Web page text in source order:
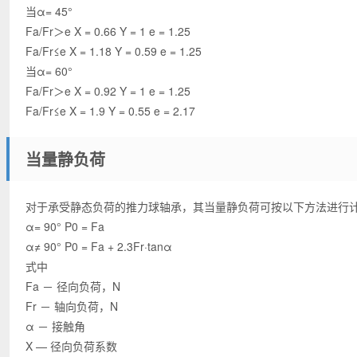
当α= 45°
Fa/Fr＞e X = 0.66 Y = 1 e = 1.25
Fa/Fr≤e X = 1.18 Y = 0.59 e = 1.25
当α= 60°
Fa/Fr＞e X = 0.92 Y = 1 e = 1.25
Fa/Fr≤e X = 1.9 Y = 0.55 e = 2.17
当量静负荷
对于承受静态负荷的推力球轴承，其当量静负荷可按以下方法进行
α= 90° P0 = Fa
α≠ 90° P0 = Fa + 2.3Fr·tanα
式中
Fa － 径向负荷，N
Fr － 轴向负荷，N
α － 接触角
X — 径向负荷系数